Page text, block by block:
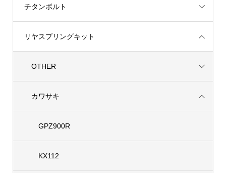
チタンボルト
リヤスプリングキット
OTHER
カワサキ
GPZ900R
KX112